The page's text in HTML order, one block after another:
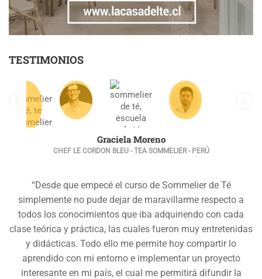
TESTIMONIOS
Graciela Moreno
CHEF LE CORDON BLEU - TEA SOMMELIER - PERÚ
“Desde que empecé el curso de Sommelier de Té
simplemente no pude dejar de maravillarme respecto a
todos los conocimientos que iba adquiriendo con cada
clase teórica y práctica, las cuales fueron muy entretenidas
y didácticas. Todo ello me permite hoy compartir lo
aprendido con mi entorno e implementar un proyecto
interesante en mi país, el cual me permitirá difundir la